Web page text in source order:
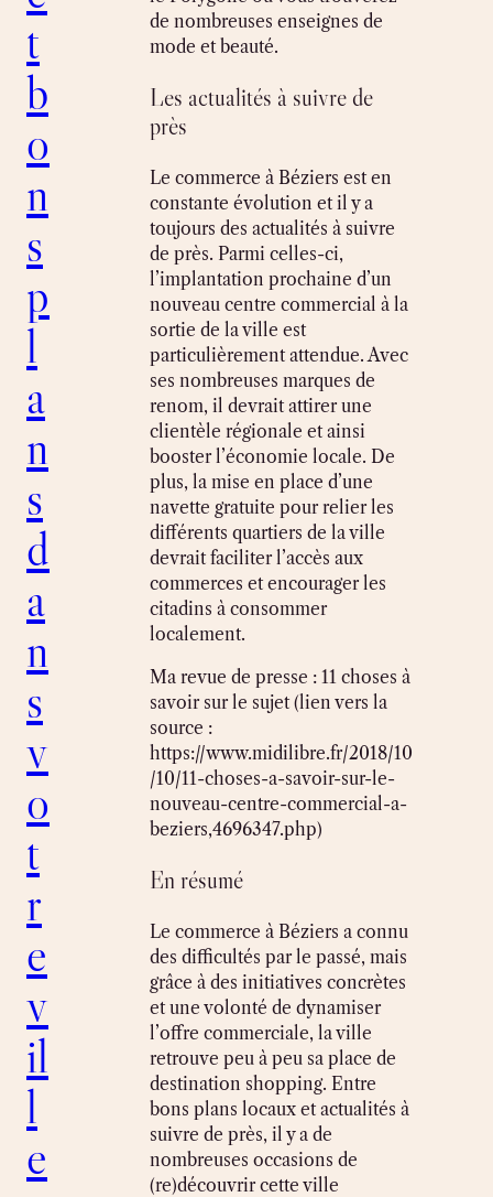
t
b
o
n
s
p
l
a
n
s
d
a
n
s
v
o
t
r
e
v
il
l
e
de nombreuses enseignes de
mode et beauté.
Les actualités à suivre de
près
Le commerce à Béziers est en
constante évolution et il y a
toujours des actualités à suivre
de près. Parmi celles-ci,
l’implantation prochaine d’un
nouveau centre commercial à la
sortie de la ville est
particulièrement attendue. Avec
ses nombreuses marques de
renom, il devrait attirer une
clientèle régionale et ainsi
booster l’économie locale. De
plus, la mise en place d’une
navette gratuite pour relier les
différents quartiers de la ville
devrait faciliter l’accès aux
commerces et encourager les
citadins à consommer
localement.
Ma revue de presse : 11 choses à
savoir sur le sujet (lien vers la
source :
https://www.midilibre.fr/2018/10
/10/11-choses-a-savoir-sur-le-
nouveau-centre-commercial-a-
beziers,4696347.php)
En résumé
Le commerce à Béziers a connu
des difficultés par le passé, mais
grâce à des initiatives concrètes
et une volonté de dynamiser
l’offre commerciale, la ville
retrouve peu à peu sa place de
destination shopping. Entre
bons plans locaux et actualités à
suivre de près, il y a de
nombreuses occasions de
(re)découvrir cette ville